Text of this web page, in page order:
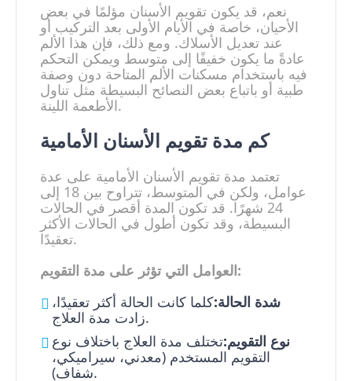
نعم، قد يكون تقويم الأسنان مؤلمًا في بعض
الأحيان، خاصة في الأيام الأولى بعد التركيب أو
عند تعديل الأسلاك. ومع ذلك، فإن هذا الألم
عادةً ما يكون خفيفًا إلى متوسط ويمكن التحكم
فيه باستخدام مسكنات الألم المتاحة دون وصفة
طبية أو باتباع بعض النصائح البسيطة مثل تناول
الأطعمة اللينة.
كم مدة تقويم الأسنان الأمامية
تعتمد مدة تقويم الأسنان الأمامية على عدة
عوامل، ولكن في المتوسط، تتراوح بين 18 إلى
24 شهرًا. قد تكون المدة أقصر في الحالات
البسيطة، وقد تكون أطول في الحالات الأكثر
تعقيدًا.
العوامل التي تؤثر على مدة التقويم:
شدة الحالة:كلما كانت الحالة أكثر تعقيدًا،
زادت مدة العلاج.
نوع التقويم:تختلف مدة العلاج باختلاف نوع
التقويم المستخدم (معدني، سيراميكي،
شفاف).